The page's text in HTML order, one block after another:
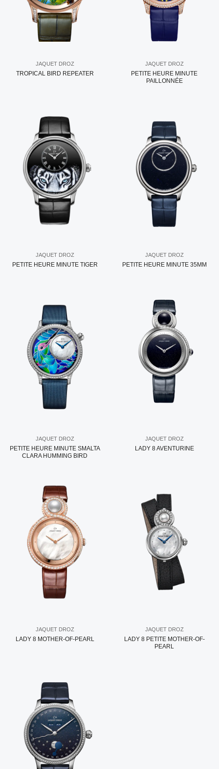
JAQUET DROZ
TROPICAL BIRD REPEATER
JAQUET DROZ
PETITE HEURE MINUTE
PAILLONNÉE
JAQUET DROZ
PETITE HEURE MINUTE TIGER
JAQUET DROZ
PETITE HEURE MINUTE 35MM
JAQUET DROZ
PETITE HEURE MINUTE SMALTA
CLARA HUMMING BIRD
JAQUET DROZ
LADY 8 AVENTURINE
JAQUET DROZ
LADY 8 MOTHER-OF-PEARL
JAQUET DROZ
LADY 8 PETITE MOTHER-OF-
PEARL